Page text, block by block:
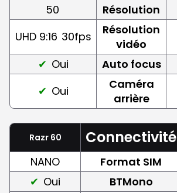
50
Résolution
UHD 9:16 30fps
Résolution
vidéo
Oui
Auto focus
Oui
Caméra
arrière
Razr 60 Connectivité
NANO Format SIM
Oui
BTMono